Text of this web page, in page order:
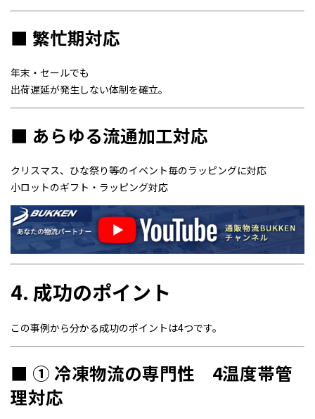
■ 繁忙期対応
年末・セールでも
出荷遅延が発生しない体制を確立。
■ あらゆる流通加工対応
クリスマス、ひな祭り等のイベント毎のラッピングに対応
小ロットのギフト・ラッピング対応
4. 成功のポイント
この事例から分かる成功のポイントは4つです。
■ ① 冷凍物流の専門性 4温度帯管
理対応